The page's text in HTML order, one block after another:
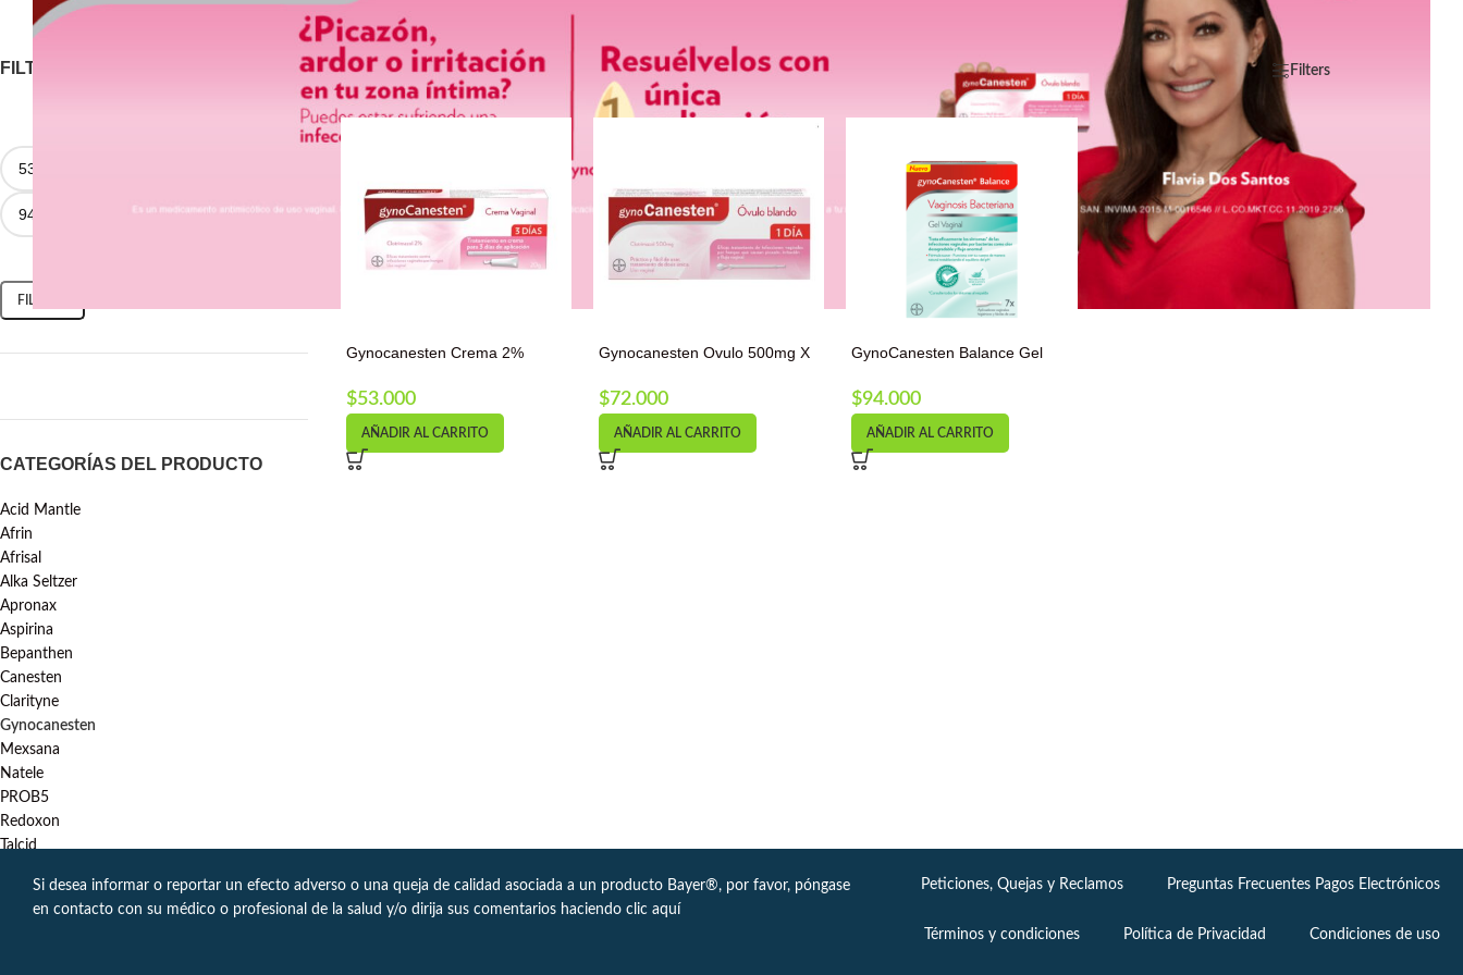
FILTRAR POR PRECIO
FILTRAR
CATEGORÍAS DEL PRODUCTO
Acid Mantle
Afrin
Afrisal
Alka Seltzer
Apronax
Aspirina
Bepanthen
Canesten
Clarityne
Gynocanesten
Mexsana
Natele
PROB5
Redoxon
Talcid
Filters
Gynocanesten Crema 2%
$53.000
AÑADIR AL CARRITO
Gynocanesten Ovulo 500mg X
$72.000
AÑADIR AL CARRITO
GynoCanesten Balance Gel
$94.000
AÑADIR AL CARRITO
Si desea informar o reportar un efecto adverso o una queja de calidad asociada a un producto Bayer®, por favor, póngase
en contacto con su médico o profesional de la salud y/o dirija sus comentarios haciendo clic aquí
Peticiones, Quejas y Reclamos Preguntas Frecuentes Pagos Electrónicos
Términos y condiciones Política de Privacidad Condiciones de uso